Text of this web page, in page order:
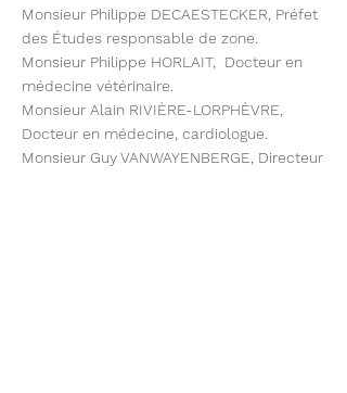
Monsieur Philippe DECAESTECKER, Préfet
des Études responsable de zone.
Monsieur Philippe HORLAIT, Docteur en
médecine vétérinaire.
Monsieur Alain RIVIÈRE-LORPHÈVRE,
Docteur en médecine, cardiologue.
Monsieur Guy VANWAYENBERGE, Directeur